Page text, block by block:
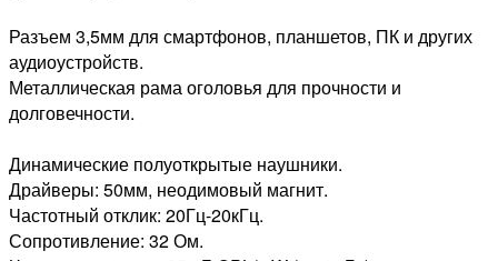
Разъем 3,5мм для смартфонов, планшетов, ПК и других
аудиоустройств.
Металлическая рама оголовья для прочности и
долговечности.
Динамические полуоткрытые наушники.
Драйверы: 50мм, неодимовый магнит.
Частотный отклик: 20Гц-20кГц.
Сопротивление: 32 Ом.